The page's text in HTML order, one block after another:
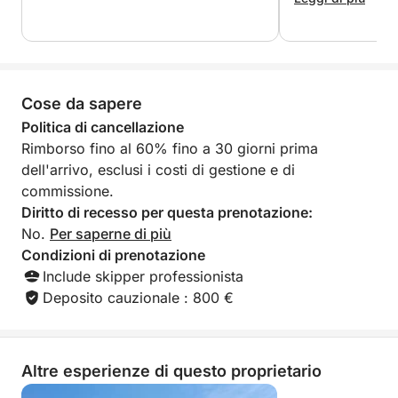
al meglio la giornata.
Cose da sapere
Politica di cancellazione
Rimborso fino al 60% fino a 30 giorni prima
dell'arrivo, esclusi i costi di gestione e di
commissione.
Diritto di recesso per questa prenotazione:
No. Per saperne di più
Condizioni di prenotazione
Include skipper professionista
Deposito cauzionale : 800 €
Altre esperienze di questo proprietario